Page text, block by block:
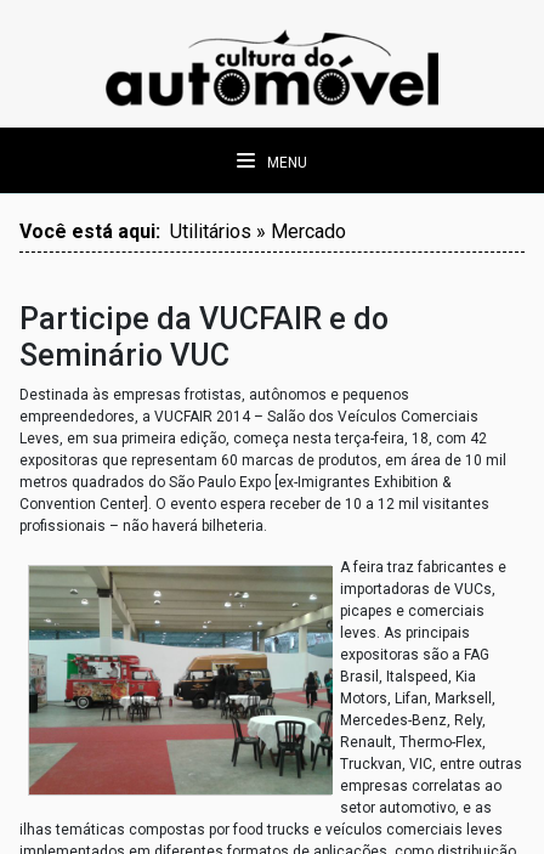
MENU
Você está aqui: Utilitários » Mercado
Participe da VUCFAIR e do
Seminário VUC
Destinada às empresas frotistas, autônomos e pequenos
empreendedores, a VUCFAIR 2014 – Salão dos Veículos Comerciais
Leves, em sua primeira edição, começa nesta terça-feira, 18, com 42
expositoras que representam 60 marcas de produtos, em área de 10 mil
metros quadrados do São Paulo Expo [ex-Imigrantes Exhibition &
Convention Center]. O evento espera receber de 10 a 12 mil visitantes
profissionais – não haverá bilheteria.
A feira traz fabricantes e
importadoras de VUCs,
picapes e comerciais
leves. As principais
expositoras são a FAG
Brasil, Italspeed, Kia
Motors, Lifan, Marksell,
Mercedes-Benz, Rely,
Renault, Thermo-Flex,
Truckvan, VIC, entre outras
empresas correlatas ao
setor automotivo, e as
ilhas temáticas compostas por food trucks e veículos comerciais leves